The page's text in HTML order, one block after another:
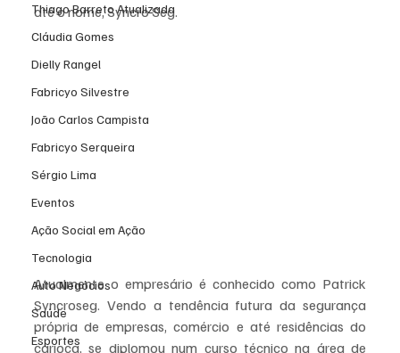
Thiago Barreto Atualizada
Cláudia Gomes
Dielly Rangel
Fabricyo Silvestre
João Carlos Campista
Fabricyo Serqueira
Sérgio Lima
Eventos
Ação Social em Ação
Tecnologia
Auto Negócios
Saúde
Esportes
até o nome, Syncro Seg.
Atualmente o empresário é conhecido como Patrick
Syncroseg. Vendo a tendência futura da segurança
própria de empresas, comércio e até residências do
carioca, se diplomou num curso técnico na área de